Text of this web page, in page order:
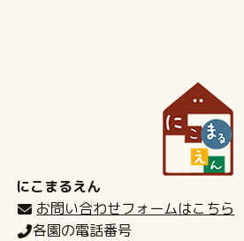
にこまるえん
お問い合わせフォームはこちら
各園の電話番号